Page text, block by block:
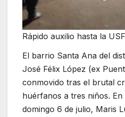
Rápido auxilio hasta la
El barrio Santa Ana del
José Félix López (ex
conmovido tras el brutal
huérfanos a tres niños.
domingo 6 de julio, Maris